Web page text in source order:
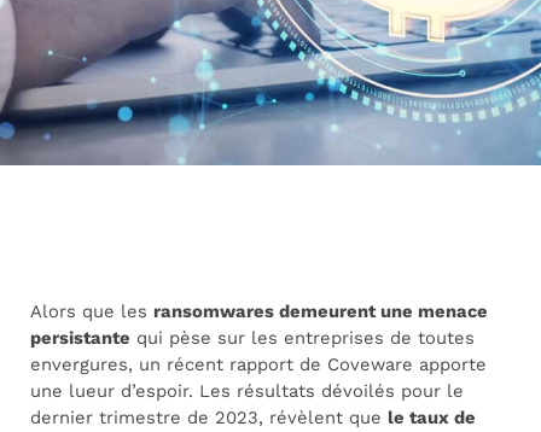
Alors que les ransomwares demeurent une menace
persistante qui pèse sur les entreprises de toutes
envergures, un récent rapport de Coveware apporte
une lueur d’espoir. Les résultats dévoilés pour le
dernier trimestre de 2023, révèlent que le taux de